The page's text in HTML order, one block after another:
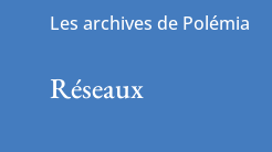
Les archives de Polémia
Réseaux